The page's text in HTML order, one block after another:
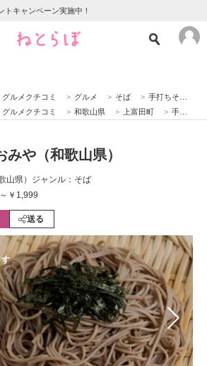
トキャンペーン実施中！
クイズ
教育・育児
合ページ
トレンド
グルメクチコミ > グルメ > そば > 手打ちそば おおみや（和歌山県）
グルメクチコミ > 和歌山県 > 上富田町 > 手打ちそば おおみや（和歌山県）
や（和歌山県）
山県） ジャンル：そば
￥1,999
送る